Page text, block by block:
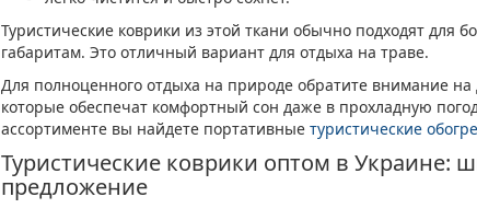
Туристические коврики из этой ткани обычно подходят для
габаритам. Это отличный вариант для отдыха на траве.
Для полноценного отдыха на природе обратите внимание на
которые обеспечат комфортный сон даже в прохладную
ассортименте вы найдете портативные туристические
Туристические коврики оптом в Украине:
предложение